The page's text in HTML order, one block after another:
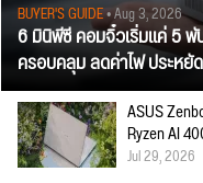
BUYER'S GUIDE• Aug 3, 2026
6 มินิพีซี คอมจิ๋วเริ่มแค่ 5
ครอบคลุม ลดค่าไฟ ประห
ASUS
Ryzen AI
Jul 29, 2026